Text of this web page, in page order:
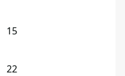
15
22